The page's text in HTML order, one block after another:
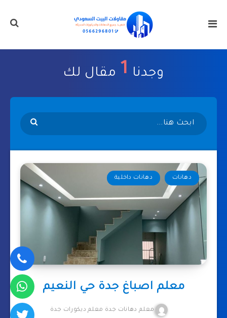
وجدنا 1 مقال لك
دهانات دهانات داخلية
معلم اصباغ جدة حي النعيم
معلم دهانات جدة معلم ديكورات جدة